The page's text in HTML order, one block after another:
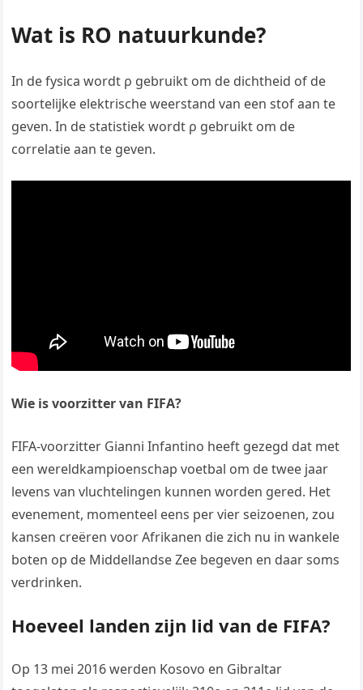
Wat is RO natuurkunde?
In de fysica wordt ρ gebruikt om de dichtheid of de
soortelijke elektrische weerstand van een stof aan te
geven. In de statistiek wordt ρ gebruikt om de
correlatie aan te geven.
Wie is voorzitter van FIFA?
FIFA-voorzitter Gianni Infantino heeft gezegd dat met
een wereldkampioenschap voetbal om de twee jaar
levens van vluchtelingen kunnen worden gered. Het
evenement, momenteel eens per vier seizoenen, zou
kansen creëren voor Afrikanen die zich nu in wankele
boten op de Middellandse Zee begeven en daar soms
verdrinken.
Hoeveel landen zijn lid van de FIFA?
Op 13 mei 2016 werden Kosovo en Gibraltar